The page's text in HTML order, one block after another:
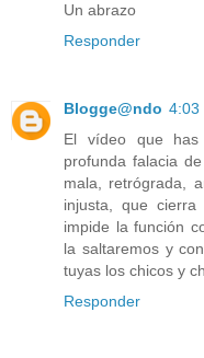
Un abrazo
Responder
Blogge@ndo 4:03
El vídeo que
profunda falacia
mala, retrógrada,
injusta, que
impide la función
la saltaremos y
tuyas los chicos y
Responder